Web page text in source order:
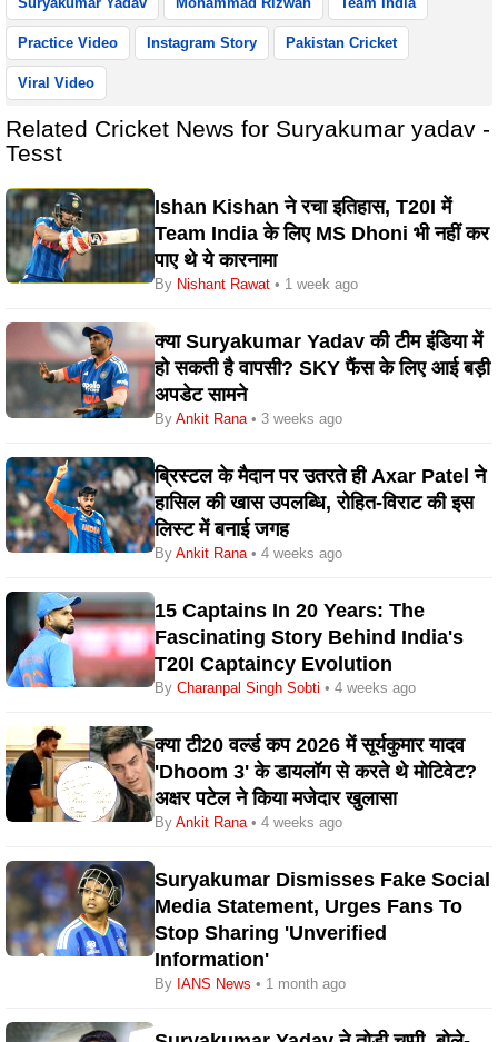
Practice Video Instagram Story Pakistan Cricket
Viral Video
Related Cricket News for Suryakumar yadav -
Tesst
Ishan Kishan ने रचा इतिहास, T20I में
Team India के लिए MS Dhoni भी नहीं कर
पाए थे ये कारनामा
By Nishant Rawat • 1 week ago
क्या Suryakumar Yadav की टीम इंडिया में
हो सकती है वापसी? SKY फैंस के लिए आई बड़ी
अपडेट सामने
By Ankit Rana• 3 weeks ago
ब्रिस्टल के मैदान पर उतरते ही Axar Patel ने
हासिल की खास उपलब्धि, रोहित-विराट की इस
लिस्ट में बनाई जगह
By Ankit Rana• 4 weeks ago
15 Captains In 20 Years: The
Fascinating Story Behind India's
T20I Captaincy Evolution
By Charanpal Singh Sobti • 4 weeks ago
क्या टी20 वर्ल्ड कप 2026 में सूर्यकुमार यादव
'Dhoom 3' के डायलॉग से करते थे मोटिवेट?
अक्षर पटेल ने किया मजेदार खुलासा
By Ankit Rana• 4 weeks ago
Suryakumar Dismisses Fake Social
Media Statement, Urges Fans To
Stop Sharing 'unverified
Information'
By IANS News • 1 month ago